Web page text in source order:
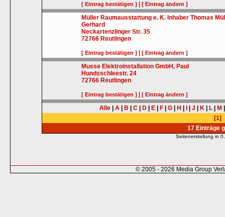
[ Eintrag bestätigen ] |[ Eintrag ändern ]
Müller Raumausstattung e. K. Inhaber Thomas
Gerhard
Neckartenzlinger Str. 35
72766 Reutlingen
[ Eintrag bestätigen ] |[ Eintrag ändern ]
Musse Elektroinstallation GmbH, Paul
Hundsschleestr. 24
72766 Reutlingen
[ Eintrag bestätigen ] |[ Eintrag ändern ]
Alle A B C D E F G H J K L M
[1]
17 Einträge
Seitenerstellung in
© 2005 - 2026 Media Group